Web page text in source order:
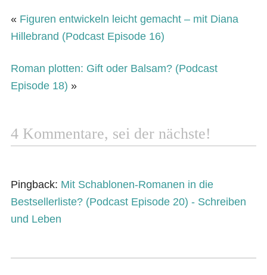
« Figuren entwickeln leicht gemacht – mit Diana
Hillebrand (Podcast Episode 16)
Roman plotten: Gift oder Balsam? (Podcast
Episode 18) »
4 Kommentare, sei der nächste!
Pingback: Mit Schablonen-Romanen in die
Bestsellerliste? (Podcast Episode 20) - Schreiben
und Leben